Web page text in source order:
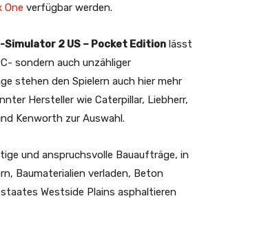
One verfügbar werden.
Simulator 2 US – Pocket Edition lässt
sondern auch unzähliger
stehen den Spielern auch hier mehr
Hersteller wie Caterpillar, Liebherr,
Kenworth zur Auswahl.
und anspruchsvolle Bauaufträge, in
Baumaterialien verladen, Beton
Westside Plains asphaltieren